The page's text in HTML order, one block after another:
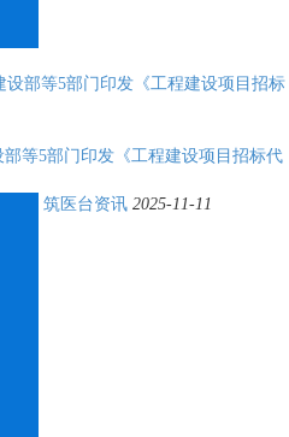
部等5部门印发《工程建设项目招标
筑医台资讯 2025-11-11